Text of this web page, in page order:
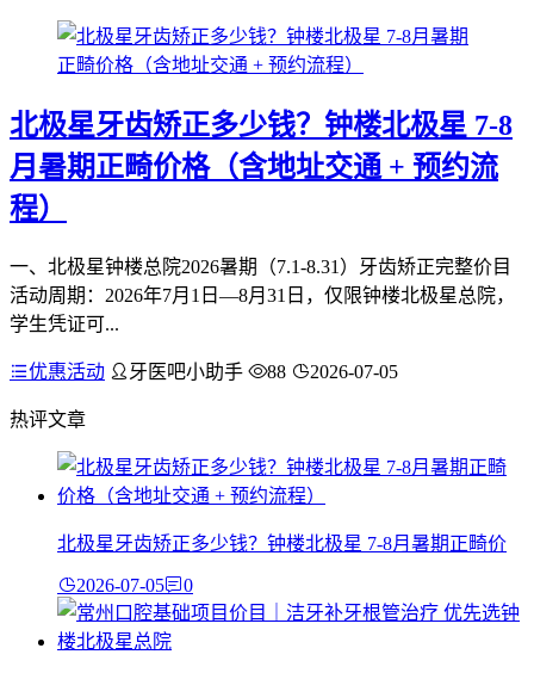
北极星牙齿矫正多少钱？钟楼北极星 7-8
月暑期正畸价格（含地址交通 + 预约流
程）
一、北极星钟楼总院2026暑期（7.1-8.31）牙齿矫正完整价目
活动周期：2026年7月1日—8月31日，仅限钟楼北极星总院，
学生凭证可...
优惠活动 牙医吧小助手 88 2026-07-05
热评文章
北极星牙齿矫正多少钱？钟楼北极星 7-8月暑期正畸价
2026-07-05 0